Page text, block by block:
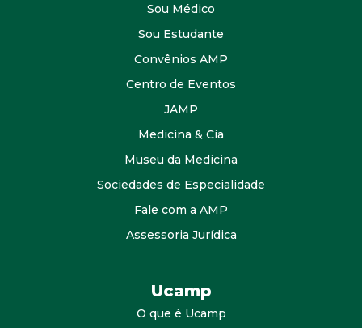
Sou Médico
Sou Estudante
Convênios AMP
Centro de Eventos
JAMP
Medicina & Cia
Museu da Medicina
Sociedades de Especialidade
Fale com a AMP
Assessoria Jurídica
Ucamp
O que é Ucamp